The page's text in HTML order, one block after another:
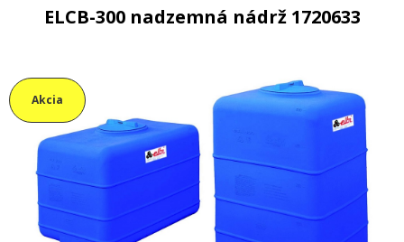
ELCB-300 nadzemná nádrž 1720633
Akcia